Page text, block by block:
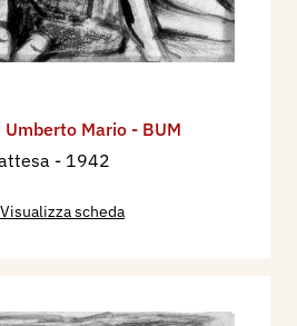
Mario - BUM
- 1942
Visualizza scheda